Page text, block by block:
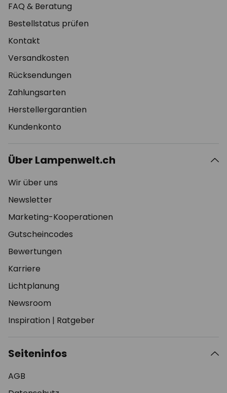
FAQ & Beratung
Bestellstatus prüfen
Kontakt
Versandkosten
Rücksendungen
Zahlungsarten
Herstellergarantien
Kundenkonto
Über Lampenwelt.ch
Wir über uns
Newsletter
Marketing-Kooperationen
Gutscheincodes
Bewertungen
Karriere
Lichtplanung
Newsroom
Inspiration | Ratgeber
Seiteninfos
AGB